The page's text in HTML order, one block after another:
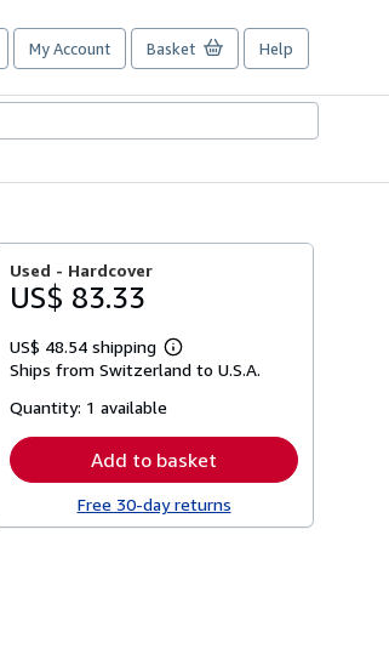
My Account Basket Help
Used - Hardcover
US$ 83.33
US$ 48.54 shipping
Learn
more
Ships from Switzerland to U.S.A.
Quantity: 1 available
Add to basket
Free 30-day returns